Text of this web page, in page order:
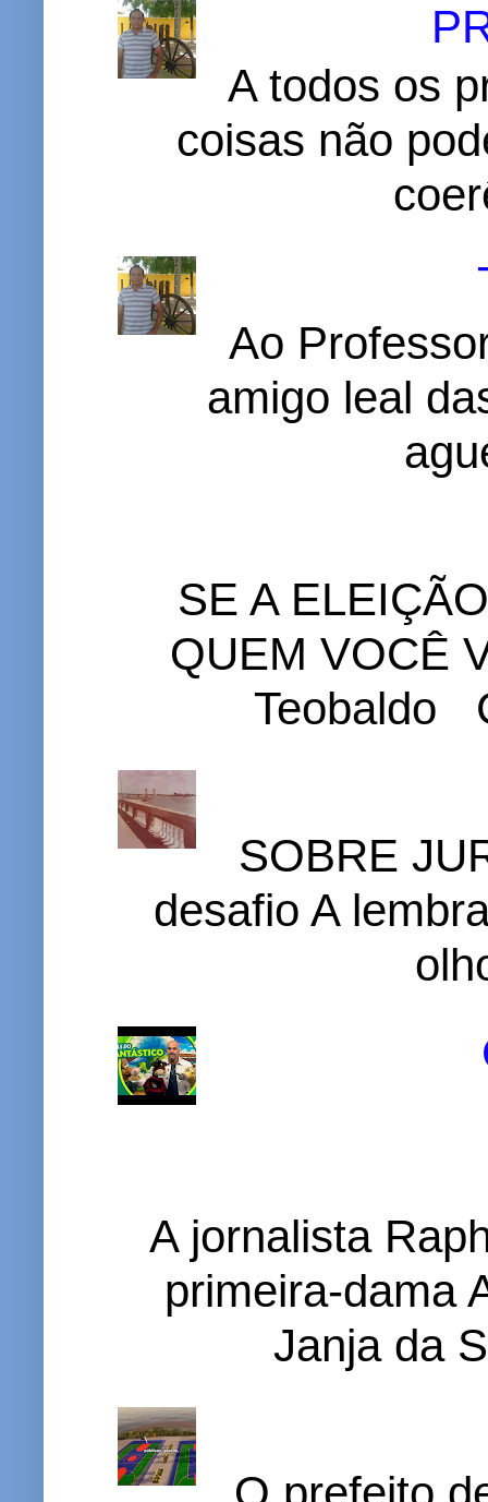
A todos os
coisas não
Ao
amigo leal
SE A
QUEM VOCÊ
Teobaldo
SOBRE
desafio A
A jornalista
primeira-dama
Janja da